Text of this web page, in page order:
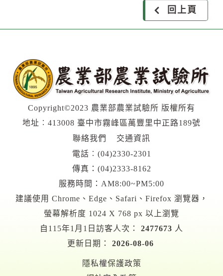
回上頁
Copyright©2023 農業部農業試驗所 版權所有
地址︰413008 臺中市霧峰區萬豐里中正路189號
聯絡我們
交通資訊
電話︰ (04)2330-2301
傳真：(04)2333-8162
服務時間：AM8:00~PM5:00
建議使用 Chrome、Edge、Safari、Firefox 瀏覽器，
螢幕解析度 1024 X 768 px 以上瀏覽
自115年1月1日訪客人次：
2477673 人
更新日期：
2026-08-06
隱私權保護政策